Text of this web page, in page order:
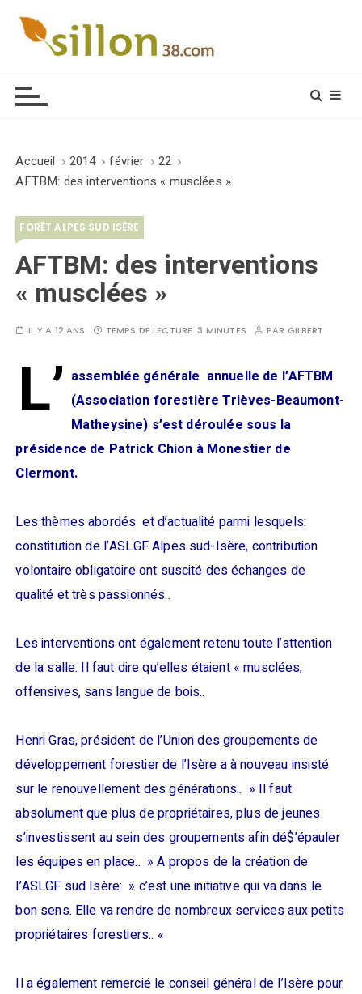
Accueil 2014 février
22
AFTBM: des interventions « musclées »
FORÊT ALPES SUD ISÈRE
AFTBM: des interventions
« musclées »
IL Y A 12 ANS TEMPS DE LECTURE :3 MINUTES PAR GILBERT
L’ assemblée générale annuelle de l’AFTBM
(Association forestière Trièves-Beaumont-
Matheysine) s’est déroulée sous la
présidence de Patrick Chion à Monestier de
Clermont.
Les thèmes abordés et d’actualité parmi lesquels:
constitution de l’ASLGF Alpes sud-Isère, contribution
volontaire obligatoire ont suscité des échanges de
qualité et très passionnés..
Les interventions ont également retenu toute l’attention
de la salle. Il faut dire qu’elles étaient « musclées,
offensives, sans langue de bois..
Henri Gras, président de l’Union des groupements de
développement forestier de l’Isère a à nouveau insisté
sur le renouvellement des générations.. » Il faut
absolument que plus de propriétaires, plus de jeunes
s’investissent au sein des groupements afin dé$’épauler
les équipes en place.. » A propos de la création de
l’ASLGF sud Isère: » c’est une initiative qui va dans le
bon sens. Elle va rendre de nombreux services aux petits
propriétaires forestiers.. «
Il a également remercié le conseil général de l’Isère pour